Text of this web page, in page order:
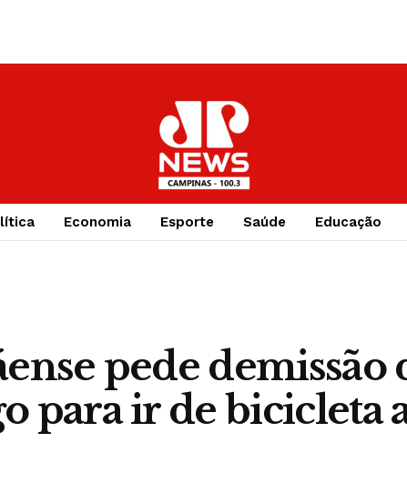
Economia Esporte Saúde Educação
pede demissão
para ir de bicicleta